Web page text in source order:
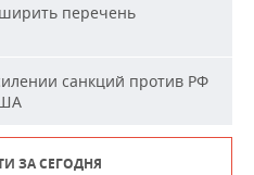
перечень
санкций против РФ
ЗА СЕГОДНЯ